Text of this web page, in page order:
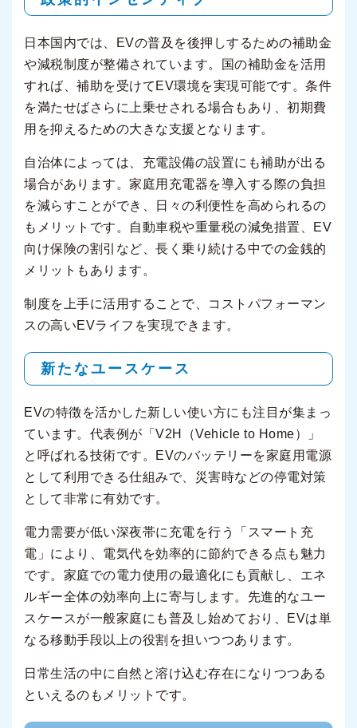
日本国内では、EVの普及を後押しするための補助金
や減税制度が整備されています。国の補助金を活用
すれば、補助を受けてEV環境を実現可能です。条件
を満たせばさらに上乗せされる場合もあり、初期費
用を抑えるための大きな支援となります。
自治体によっては、充電設備の設置にも補助が出る
場合があります。家庭用充電器を導入する際の負担
を減らすことができ、日々の利便性を高められるの
もメリットです。自動車税や重量税の減免措置、EV
向け保険の割引など、長く乗り続ける中での金銭的
メリットもあります。
制度を上手に活用することで、コストパフォーマン
スの高いEVライフを実現できます。
新たなユースケース
EVの特徴を活かした新しい使い方にも注目が集まっ
ています。代表例が「V2H（Vehicle to Home）」
と呼ばれる技術です。EVのバッテリーを家庭用電源
として利用できる仕組みで、災害時などの停電対策
として非常に有効です。
電力需要が低い深夜帯に充電を行う「スマート充
電」により、電気代を効率的に節約できる点も魅力
です。家庭での電力使用の最適化にも貢献し、エネ
ルギー全体の効率向上に寄与します。先進的なユー
スケースが一般家庭にも普及し始めており、EVは単
なる移動手段以上の役割を担いつつあります。
日常生活の中に自然と溶け込む存在になりつつある
といえるのもメリットです。